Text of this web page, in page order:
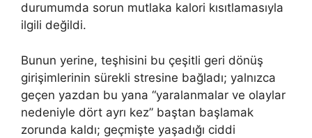
durumumda sorun mutlaka kalori kısıtlamasıyla
ilgili değildi.
Bunun yerine, teşhisini bu çeşitli geri dönüş
girişimlerinin sürekli stresine bağladı; yalnızca
geçen yazdan bu yana “yaralanmalar ve olaylar
nedeniyle dört ayrı kez” baştan başlamak
zorunda kaldı; geçmişte yaşadığı ciddi